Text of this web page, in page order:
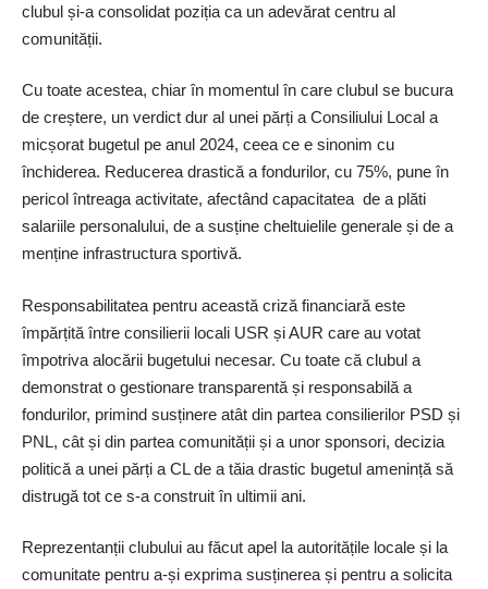
clubul și-a con­solidat poziția ca un adevărat centru al
comunității.
Cu toate acestea, chiar în momentul în care clubul se bucura
de creștere, un verdict dur al unei părți a Consiliului Local a
micșorat bugetul pe anul 2024, ceea ce e sinonim cu
închiderea. Reducerea drastică a fondurilor, cu 75%, pune în
pericol întreaga activitate, afectând capacitatea de a plăti
salariile personalului, de a susține cheltuielile generale și de a
menține infrastructura sportivă.
Responsabilitatea pentru această criză financiară este
împărțită între consilierii locali USR și AUR care au votat
împotriva alocării bugetului necesar. Cu toate că clubul a
demonstrat o gestionare transparentă și responsabilă a
fondurilor, primind susținere atât din partea consilierilor PSD și
PNL, cât și din partea comunității și a unor sponsori, decizia
politică a unei părți a CL de a tăia drastic bugetul amenință să
distrugă tot ce s-a construit în ultimii ani.
Reprezentanții clubului au făcut apel la autoritățile locale și la
comunitate pentru a-și exprima susținerea și pentru a solicita